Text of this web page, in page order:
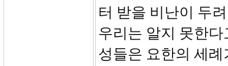
터 받을 비난이 두
우리는 알지 못한
성들은 요한의 세